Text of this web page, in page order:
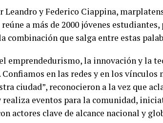
Leandro y Federico Ciappina,
a más de 2000 jóvenes
combinación que salga entre estas
emprendedurismo, la innovación y la
Confiamos en las redes y en los
ciudad”, reconocieron a la vez que
eventos para la comunidad,
actores clave de alcance nacional y